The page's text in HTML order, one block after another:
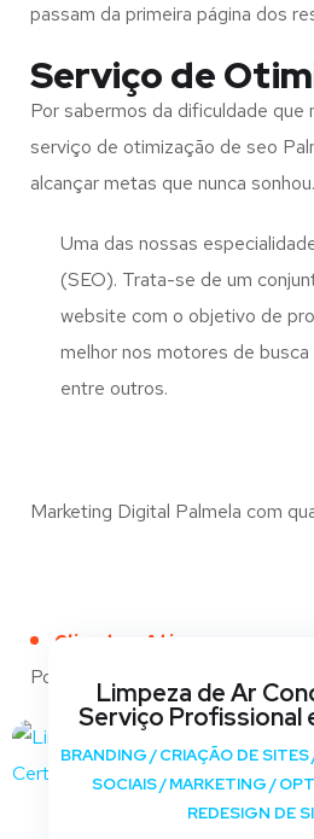
passam da primeira página dos
Serviço de
Por sabermos da dificuldade
serviço de otimização de seo
alcançar metas que nunca sonhou.
Uma das nossas
(SEO). Trata-se de um
website com o objetivo de
melhor nos motores de
entre outros.
Marketing Digital Palmela com
Clientes Ativos
Portfólio
Limpeza de Ar
Serviço Profissional
BRANDING/CRIAÇÃO DE SITES
SOCIAIS/MARKETING/
REDESIGN DE